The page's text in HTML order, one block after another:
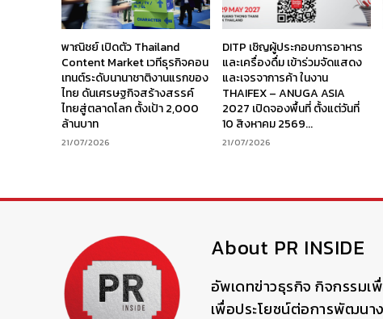
พาณิชย์ เปิดตัว Thailand
Content Market เวทีธุรกิจคอน
เทนต์ระดับนานาชาติงานแรกของ
ไทย ดันเศรษฐกิจสร้างสรรค์
ไทยสู่ตลาดโลก ตั้งเป้า 2,000
ล้านบาท
21/07/2026
DITP เชิญผู้ประกอบการอาหาร
และเครื่องดื่ม เข้าร่วมจัดแสดง
และเจรจาการค้า ในงาน
THAIFEX – ANUGA ASIA
2027 เปิดจองพื้นที่ ตั้งแต่วันที่
10 สิงหาคม 2569...
21/07/2026
About PR INSIDE
อัพเดทข่าวธุรกิจ กิจกรรมเ
เพื่อประโยชน์ต่อการพัฒนา